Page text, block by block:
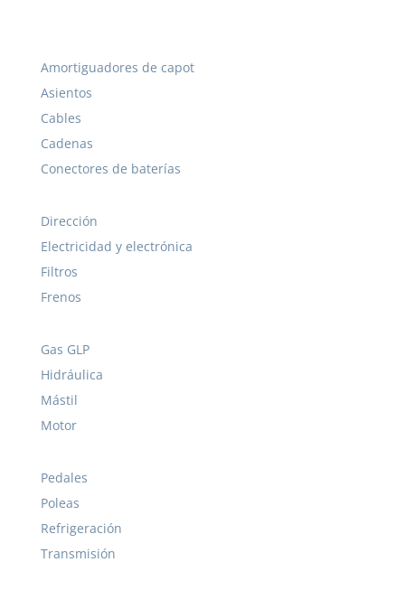
Amortiguadores de capot
Asientos
Cables
Cadenas
Conectores de baterías
Dirección
Electricidad y electrónica
Filtros
Frenos
Gas GLP
Hidráulica
Mástil
Motor
Pedales
Poleas
Refrigeración
Transmisión